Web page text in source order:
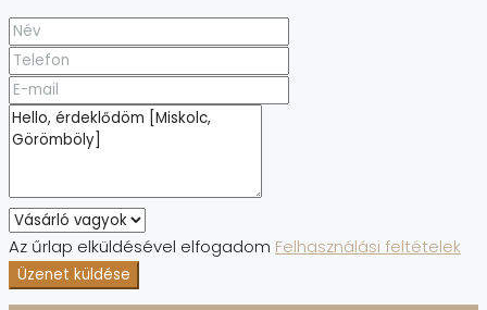
Az űrlap elküldésével elfogadom Felhasználási feltételek
Üzenet küldése